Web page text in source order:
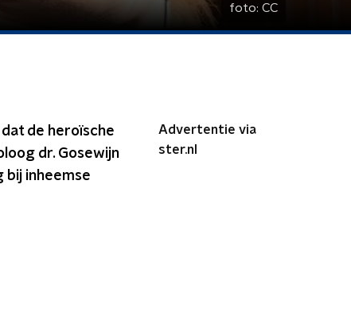
foto: CC
de heroïsche
dr. Gosewijn
bij inheemse
Advertentie via
ster.nl